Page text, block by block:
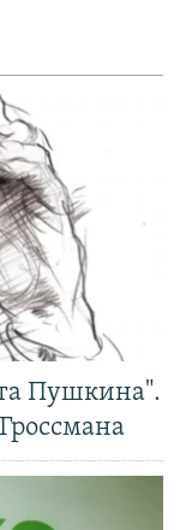
Пушкина".